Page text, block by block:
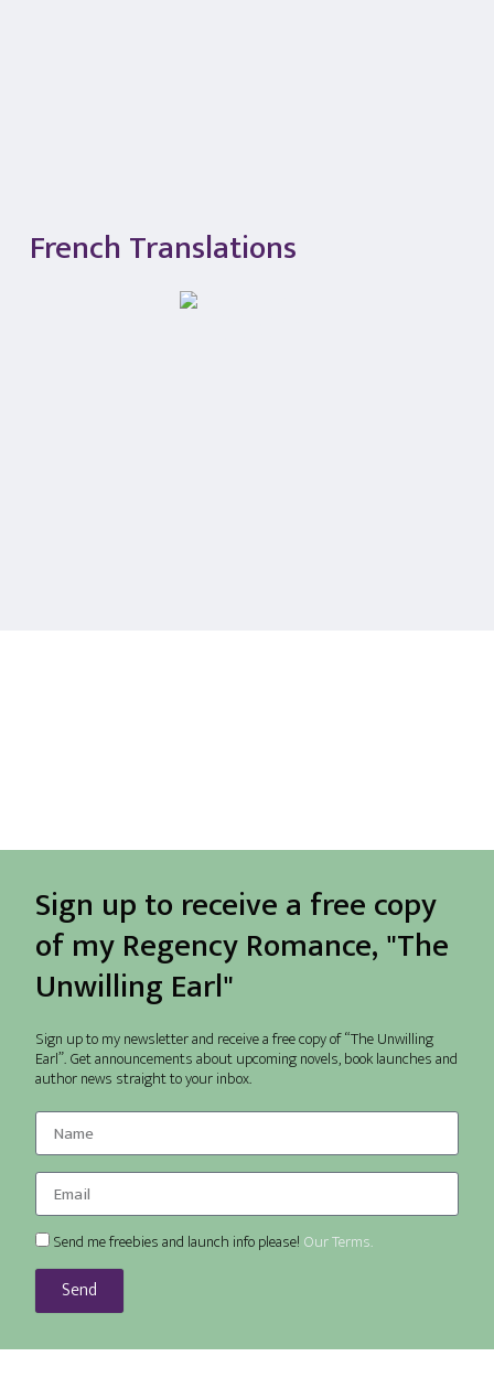
French Translations
Sign up to receive a free copy
of my Regency Romance, "The
Unwilling Earl"
Sign up to my newsletter and receive a free copy of “The Unwilling
Earl”. Get announcements about upcoming novels, book launches and
author news straight to your inbox.
Send me freebies and launch info please! Our Terms.
Send